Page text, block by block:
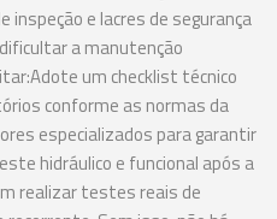
inspeção e lacres de segurança
a manutenção
um checklist técnico
conforme as normas da
especializados para garantir
hidráulico e funcional após a
realizar testes reais de